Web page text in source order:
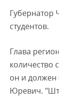
Губернатор
студентов.
Глава
количество
он и должен
Юревич.